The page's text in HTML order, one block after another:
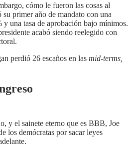
cómo le fueron las cosas al
primer año de mandato con una
una tasa de aprobación bajo mínimos.
acabó siendo reelegido con
perdió 26 escaños en las mid-terms,
y el sainete eterno que es BBB, Joe
los demócratas por sacar leyes